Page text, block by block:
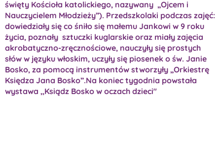
święty Kościoła katolickiego, nazywany „Ojcem i
Nauczycielem Młodzieży”). Przedszkolaki podczas zajęć:
dowiedziały się co śniło się małemu Jankowi w 9 roku
życia, poznały sztuczki kuglarskie oraz miały zajęcia
akrobatyczno-zręcznościowe, nauczyły się prostych
słów w języku włoskim, uczyły się piosenek o św. Janie
Bosko, za pomocą instrumentów stworzyły „Orkiestrę
Księdza Jana Bosko”.Na koniec tygodnia powstała
wystawa ,,Ksiądz Bosko w oczach dzieci"